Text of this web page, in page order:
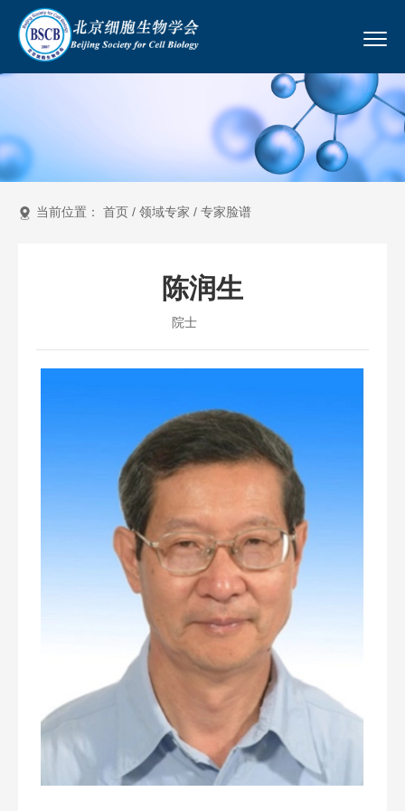
当前位置： 首页 / 领域专家 / 专家脸谱
陈润生
院士